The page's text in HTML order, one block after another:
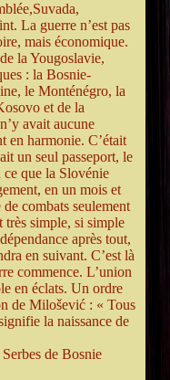
La guerre n’est pas
mais économique.
la Yougoslavie,
: la Bosnie-
le Monténégro, la
et de la
avait aucune
en harmonie. C’était
un seul passeport, le
que la Slovénie
en un mois et
combats seulement
très simple, si simple
après tout,
en suivant. C’est là
commence. L’union
en éclats. Un ordre
de Milošević : « Tous
la naissance de
de Bosnie